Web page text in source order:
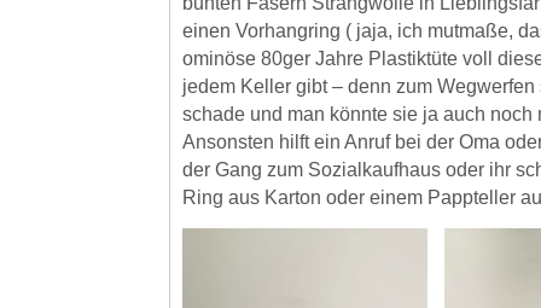
einen Vorhangring ( jaja, ich mutmaße,
ominöse 80ger Jahre Plastiktüte voll
jedem Keller gibt – denn zum
schade und man könnte sie ja auch
Ansonsten hilft ein Anruf bei der Oma
der Gang zum Sozialkaufhaus oder ihr
Ring aus Karton oder einem Pappteller